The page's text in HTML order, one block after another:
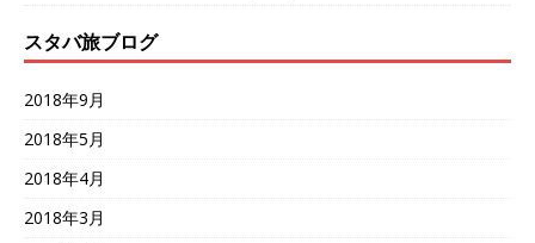
スタバ旅ブログ
2018年9月
2018年5月
2018年4月
2018年3月